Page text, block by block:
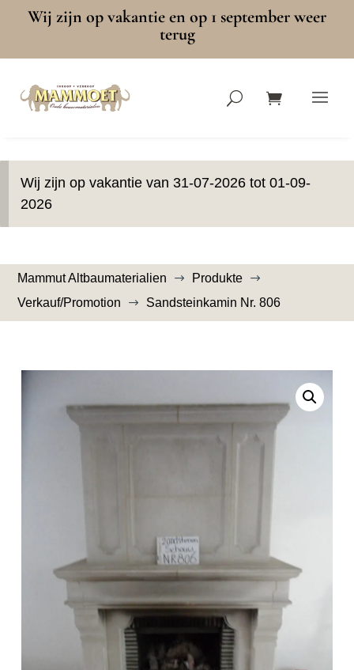
Wij zijn op vakantie en op 1 september weer
terug
Wij zijn op vakantie van 31-07-2026 tot 01-09-
2026
Mammut Altbaumaterialien $ Produkte $
Verkauf/Promotion $ Sandsteinkamin Nr. 806